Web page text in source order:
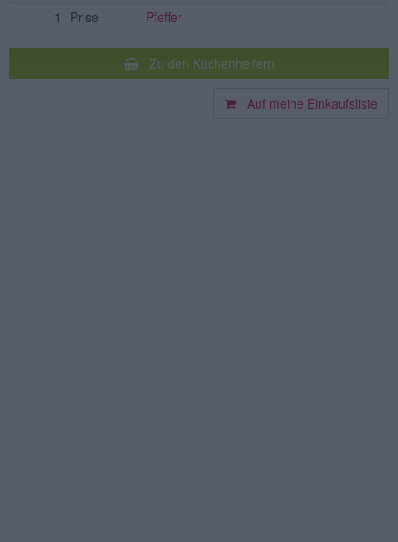
1
Prise Pfeffer
Zu den Küchenhelfern
Auf meine Einkaufsliste